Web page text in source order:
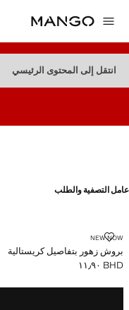
انتقل إلى المحتوى الرئيسي
عامل التصفية والطلب
NEW NOW
بروش زهور بتفاصيل كريستالية
بروش زهور بتفاصيل كريستالية
السعر الحالي [BHD ١١٫٩٠ ]
BHD ١١٫٩٠